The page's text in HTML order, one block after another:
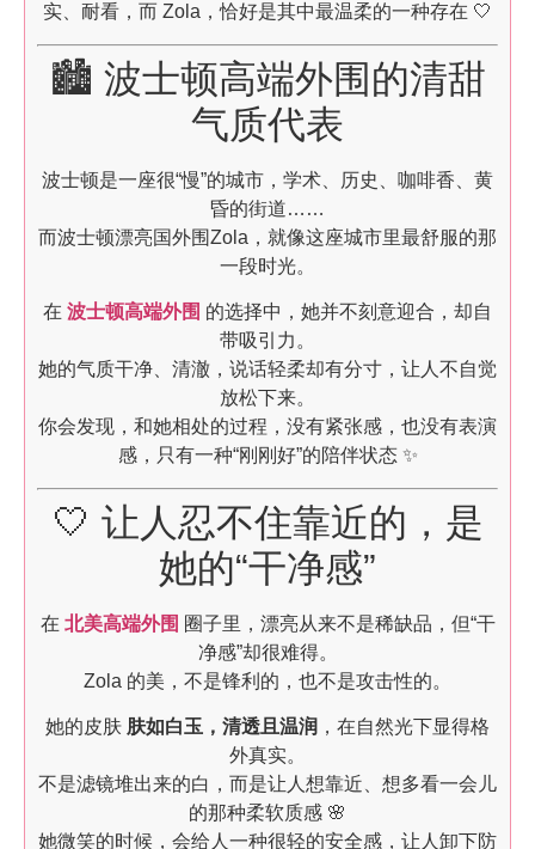
实、耐看，而 Zola，恰好是其中最温柔的一种存在 🤍
🏙️ 波士顿高端外围的清甜
气质代表
波士顿是一座很“慢”的城市，学术、历史、咖啡香、黄
昏的街道……
而波士顿漂亮国外围Zola，就像这座城市里最舒服的那
一段时光。
在 波士顿高端外围 的选择中，她并不刻意迎合，却自
带吸引力。
她的气质干净、清澈，说话轻柔却有分寸，让人不自觉
放松下来。
你会发现，和她相处的过程，没有紧张感，也没有表演
感，只有一种“刚刚好”的陪伴状态 ✨
🤍 让人忍不住靠近的，是
她的“干净感”
在 北美高端外围 圈子里，漂亮从来不是稀缺品，但“干
净感”却很难得。
Zola 的美，不是锋利的，也不是攻击性的。
她的皮肤 肤如白玉，清透且温润 ，在自然光下显得格
外真实。
不是滤镜堆出来的白，而是让人想靠近、想多看一会儿
的那种柔软质感 🌸
她微笑的时候，会给人一种很轻的安全感，让人卸下防